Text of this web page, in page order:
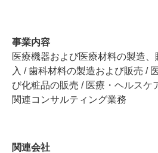
事業内容
医療機器および医療材料の製造
入 / 歯科材料の製造および販売 /
び化粧品の販売 / 医療・ヘルスケ
関連コンサルティング業務
関連会社